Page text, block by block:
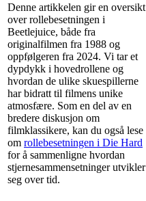
Denne artikkelen gir en oversikt
over rollebesetningen i
Beetlejuice, både fra
originalfilmen fra 1988 og
oppfølgeren fra 2024. Vi tar et
dypdykk i hovedrollene og
hvordan de ulike skuespillerne
har bidratt til filmens unike
atmosfære. Som en del av en
bredere diskusjon om
filmklassikere, kan du også lese
om rollebesetningen i Die Hard
for å sammenligne hvordan
stjernesammensetninger utvikler
seg over tid.